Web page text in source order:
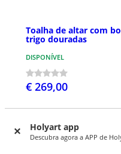
Holyart app
Descubra agora a APP de
Toalha de altar com
trigo douradas
DISPONÍVEL
€ 269,00
NOVIDADES